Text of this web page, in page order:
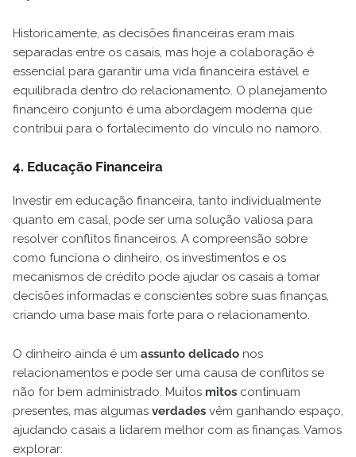
Historicamente, as decisões financeiras eram mais
separadas entre os casais, mas hoje a colaboração é
essencial para garantir uma vida financeira estável e
equilibrada dentro do relacionamento. O planejamento
financeiro conjunto é uma abordagem moderna que
contribui para o fortalecimento do vínculo no namoro.
4. Educação Financeira
Investir em educação financeira, tanto individualmente
quanto em casal, pode ser uma solução valiosa para
resolver conflitos financeiros. A compreensão sobre
como funciona o dinheiro, os investimentos e os
mecanismos de crédito pode ajudar os casais a tomar
decisões informadas e conscientes sobre suas finanças,
criando uma base mais forte para o relacionamento.
O dinheiro ainda é um assunto delicado nos
relacionamentos e pode ser uma causa de conflitos se
não for bem administrado. Muitos mitos continuam
presentes, mas algumas verdades vêm ganhando espaço,
ajudando casais a lidarem melhor com as finanças. Vamos
explorar: